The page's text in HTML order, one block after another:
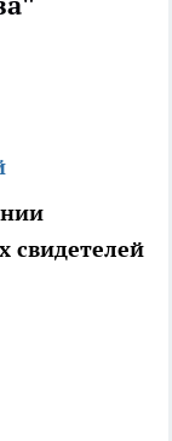
свидетелей